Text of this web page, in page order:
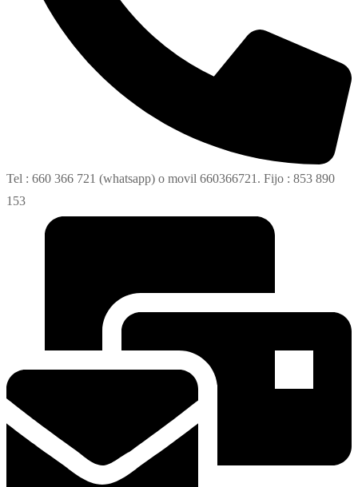
Tel : 660 366 721 (whatsapp) o movil 660366721. Fijo : 853 890
153